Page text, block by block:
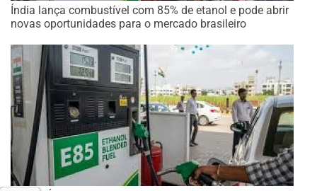
Índia lança combustível com 85% de etanol e pode abrir
novas oportunidades para o mercado brasileiro